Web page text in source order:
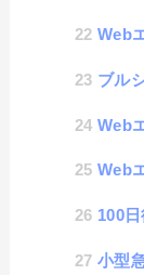
Webエ
ブル
Web
Web
100日後
小型急